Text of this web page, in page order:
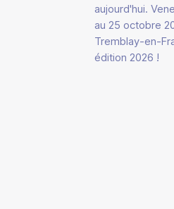
aujourd'hui.
au 25 octobre
Tremblay-en-
édition 2026 !